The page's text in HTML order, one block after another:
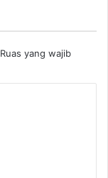
Ruas yang wajib